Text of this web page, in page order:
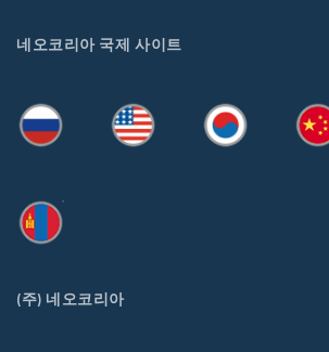
네오코리아 국제 사이트
(주) 네오코리아